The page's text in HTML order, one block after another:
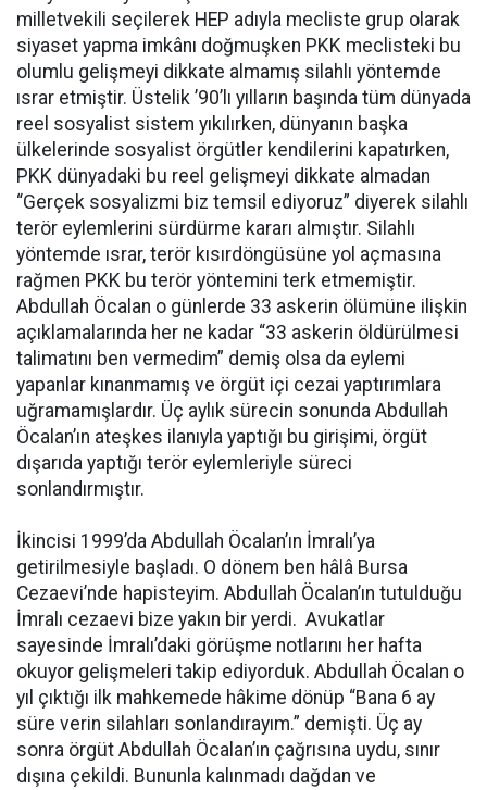
milletvekili seçilerek HEP adıyla mecliste grup olarak
siyaset yapma imkânı doğmuşken PKK meclisteki bu
olumlu gelişmeyi dikkate almamış silahlı yöntemde
ısrar etmiştir. Üstelik ’90’lı yılların başında tüm dünyada
reel sosyalist sistem yıkılırken, dünyanın başka
ülkelerinde sosyalist örgütler kendilerini kapatırken,
PKK dünyadaki bu reel gelişmeyi dikkate almadan
“Gerçek sosyalizmi biz temsil ediyoruz” diyerek silahlı
terör eylemlerini sürdürme kararı almıştır. Silahlı
yöntemde ısrar, terör kısırdöngüsüne yol açmasına
rağmen PKK bu terör yöntemini terk etmemiştir.
Abdullah Öcalan o günlerde 33 askerin ölümüne ilişkin
açıklamalarında her ne kadar “33 askerin öldürülmesi
talimatını ben vermedim” demiş olsa da eylemi
yapanlar kınanmamış ve örgüt içi cezai yaptırımlara
uğramamışlardır. Üç aylık sürecin sonunda Abdullah
Öcalan’ın ateşkes ilanıyla yaptığı bu girişimi, örgüt
dışarıda yaptığı terör eylemleriyle süreci
sonlandırmıştır.
İkincisi 1999’da Abdullah Öcalan’ın İmralı’ya
getirilmesiyle başladı. O dönem ben hâlâ Bursa
Cezaevi’nde hapisteyim. Abdullah Öcalan’ın tutulduğu
İmralı cezaevi bize yakın bir yerdi. Avukatlar
sayesinde İmralı’daki görüşme notlarını her hafta
okuyor gelişmeleri takip ediyorduk. Abdullah Öcalan o
yıl çıktığı ilk mahkemede hâkime dönüp “Bana 6 ay
süre verin silahları sonlandırayım.” demişti. Üç ay
sonra örgüt Abdullah Öcalan’ın çağrısına uydu, sınır
dışına çekildi. Bununla kalınmadı dağdan ve